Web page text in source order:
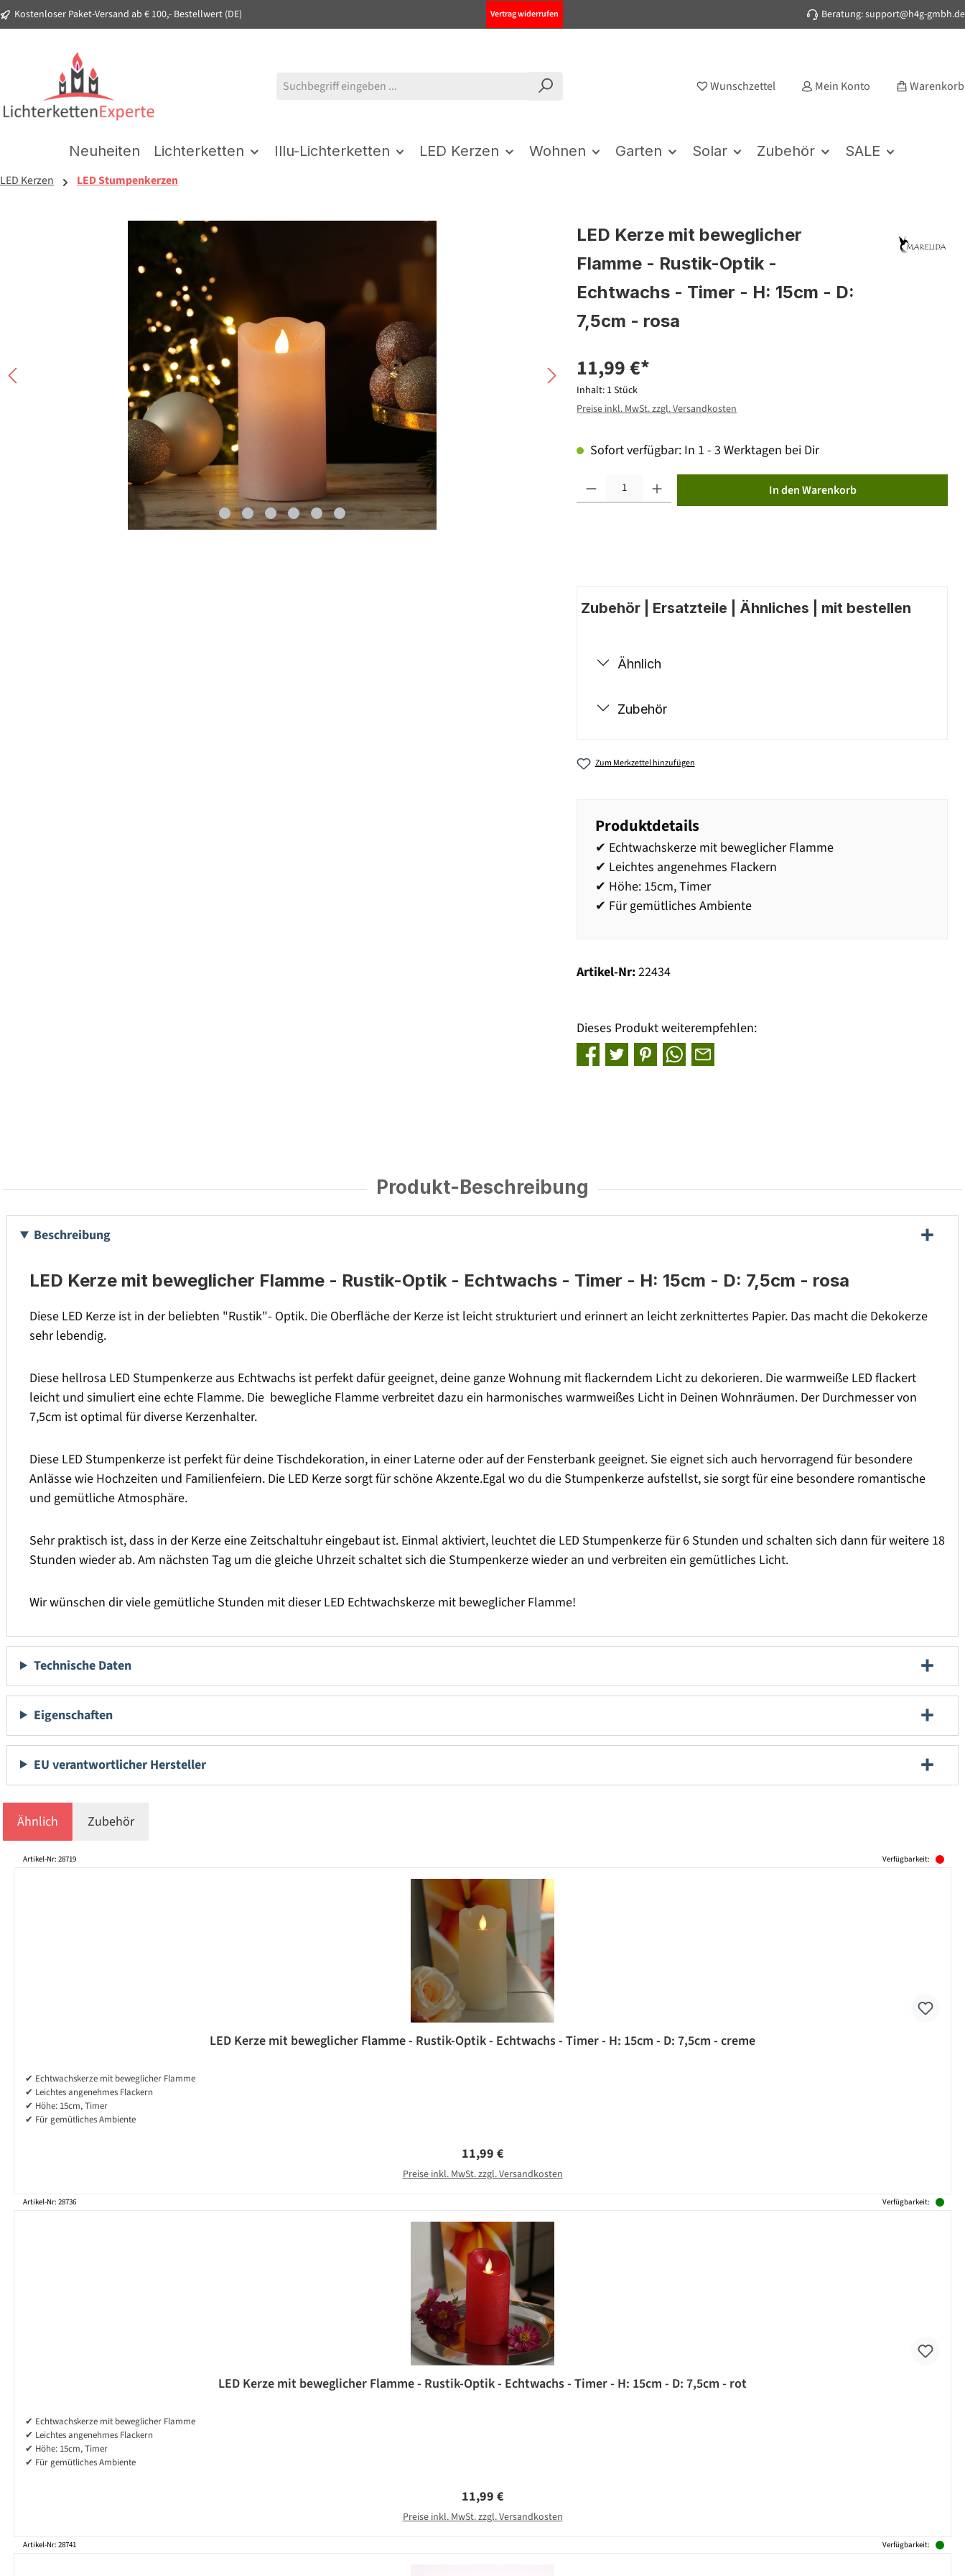
Zur Hauptnavigation springen
Kostenloser Paket-Versand ab € 100,- Bestellwert (DE) Vertrag widerrufen Beratung: support@h4g-gmbh.de
Wunschzettel Mein Konto Warenkorb
Neuheiten Lichterketten Illu-Lichterketten LED Kerzen Wohnen Garten Solar Zubehör SALE
LED Kerzen LED Stumpenkerzen
LED Kerze mit beweglicher
Flamme - Rustik-Optik -
Echtwachs - Timer - H: 15cm - D:
7,5cm - rosa
11,99 €*
Inhalt: 1 Stück
Preise inkl. MwSt. zzgl. Versandkosten
Sofort verfügbar: In 1 - 3 Werktagen bei Dir
In den Warenkorb
Zubehör | Ersatzteile | Ähnliches | mit bestellen
Ähnlich
Zubehör
Zum Merkzettel hinzufügen
Produktdetails
✔ Echtwachskerze mit beweglicher Flamme
✔ Leichtes angenehmes Flackern
✔ Höhe: 15cm, Timer
✔ Für gemütliches Ambiente
Artikel-Nr:22434
Dieses Produkt weiterempfehlen:
Produkt-Beschreibung
Beschreibung
LED Kerze mit beweglicher Flamme - Rustik-Optik - Echtwachs - Timer - H: 15cm - D: 7,5cm - rosa
Diese LED Kerze ist in der beliebten "Rustik"- Optik. Die Oberfläche der Kerze ist leicht strukturiert und erinnert an leicht zerknittertes Papier. Das macht die Dekokerze
sehr lebendig.
Diese hellrosa LED Stumpenkerze aus Echtwachs ist perfekt dafür geeignet, deine ganze Wohnung mit flackerndem Licht zu dekorieren. Die warmweiße LED flackert
leicht und simuliert eine echte Flamme. Die bewegliche Flamme verbreitet dazu ein harmonisches warmweißes Licht in Deinen Wohnräumen. Der Durchmesser von
7,5cm ist optimal für diverse Kerzenhalter.
Diese LED Stumpenkerze ist perfekt für deine Tischdekoration, in einer Laterne oder auf der Fensterbank geeignet. Sie eignet sich auch hervorragend für besondere
Anlässe wie Hochzeiten und Familienfeiern. Die LED Kerze sorgt für schöne Akzente.Egal wo du die Stumpenkerze aufstellst, sie sorgt für eine besondere romantische
und gemütliche Atmosphäre.
Sehr praktisch ist, dass in der Kerze eine Zeitschaltuhr eingebaut ist. Einmal aktiviert, leuchtet die LED Stumpenkerze für 6 Stunden und schalten sich dann für weitere 18
Stunden wieder ab. Am nächsten Tag um die gleiche Uhrzeit schaltet sich die Stumpenkerze wieder an und verbreiten ein gemütliches Licht.
Wir wünschen dir viele gemütliche Stunden mit dieser LED Echtwachskerze mit beweglicher Flamme!
Technische Daten
Eigenschaften
EU verantwortlicher Hersteller
Ähnlich Zubehör
Produktgalerie überspringen
Artikel-Nr: 28719 Verfügbarkeit:
LED Kerze mit beweglicher Flamme - Rustik-Optik - Echtwachs - Timer - H: 15cm - D: 7,5cm - creme
✔ Echtwachskerze mit beweglicher Flamme
✔ Leichtes angenehmes Flackern
✔ Höhe: 15cm, Timer
✔ Für gemütliches Ambiente
Regulärer Preis:
11,99 €
Preise inkl. MwSt. zzgl. Versandkosten
Artikel-Nr: 28736 Verfügbarkeit:
LED Kerze mit beweglicher Flamme - Rustik-Optik - Echtwachs - Timer - H: 15cm - D: 7,5cm - rot
✔ Echtwachskerze mit beweglicher Flamme
✔ Leichtes angenehmes Flackern
✔ Höhe: 15cm, Timer
✔ Für gemütliches Ambiente
Regulärer Preis:
11,99 €
Preise inkl. MwSt. zzgl. Versandkosten
Artikel-Nr: 28741 Verfügbarkeit: